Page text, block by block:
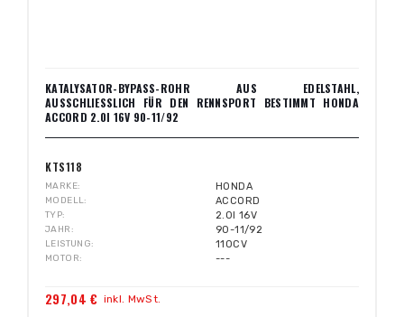
KATALYSATOR-BYPASS-ROHR AUS EDELSTAHL,
AUSSCHLIESSLICH FÜR DEN RENNSPORT BESTIMMT HONDA A
CCORD 2.0I 16V 90-11/92
KTS118
MARKE HONDA
MODELL ACCORD
TYP 2.0I 16V
JAHR 90-11/92
LEISTUNG 110CV
MOTOR ---
297,04 € inkl. MwSt.